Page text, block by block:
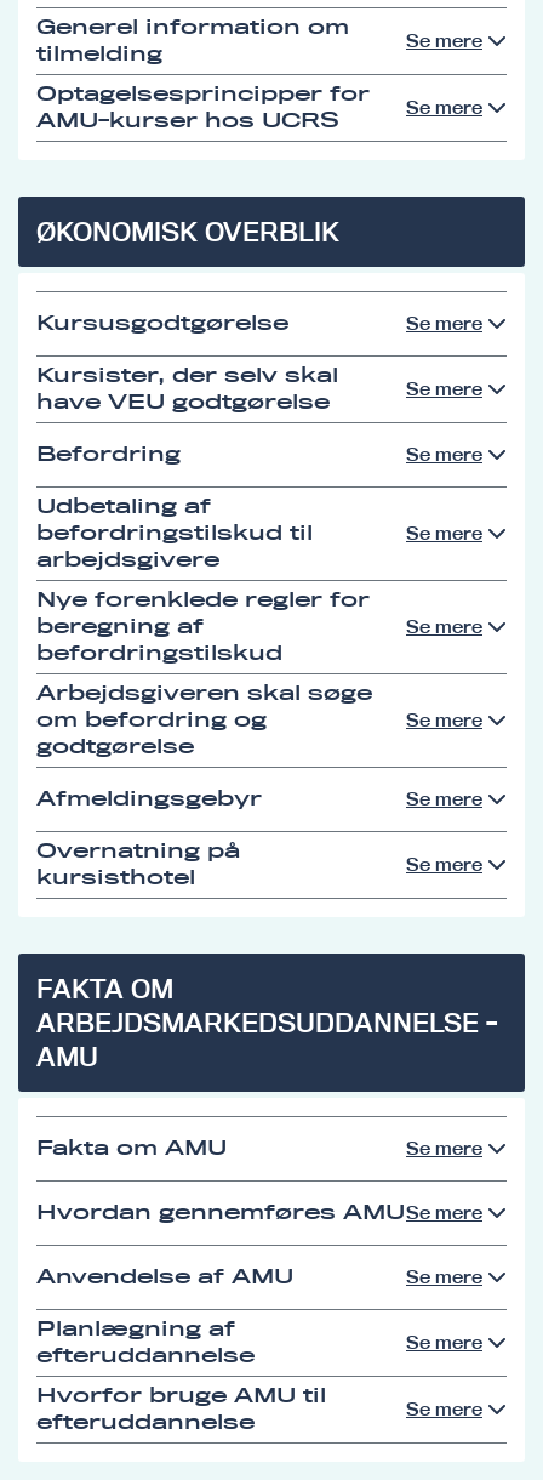
Generel information om
tilmelding
Se mere
Optagelsesprincipper for
AMU-kurser hos UCRS
Se mere
ØKONOMISK OVERBLIK
Kursusgodtgørelse Se mere
Kursister, der selv skal
have VEU godtgørelse
Se mere
Befordring Se mere
Udbetaling af
befordringstilskud til
arbejdsgivere
Se mere
Nye forenklede regler for
beregning af
befordringstilskud
Se mere
Arbejdsgiveren skal søge
om befordring og
godtgørelse
Se mere
Afmeldingsgebyr Se mere
Overnatning på
kursisthotel
Se mere
FAKTA OM
ARBEJDSMARKEDSUDDANNELSE -
AMU
Fakta om AMU Se mere
Hvordan gennemføres AMUSe mere
Anvendelse af AMU Se mere
Planlægning af
efteruddannelse
Se mere
Hvorfor bruge AMU til
efteruddannelse
Se mere